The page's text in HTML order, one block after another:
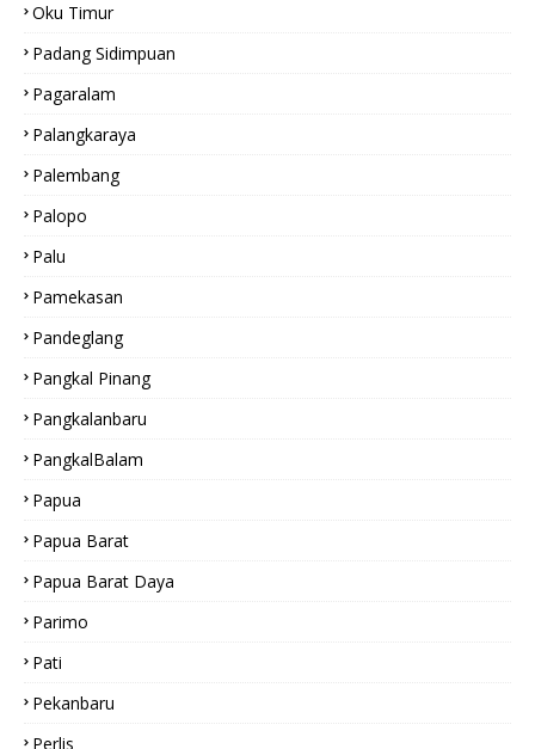
Oku Timur
Padang Sidimpuan
Pagaralam
Palangkaraya
Palembang
Palopo
Palu
Pamekasan
Pandeglang
Pangkal Pinang
Pangkalanbaru
PangkalBalam
Papua
Papua Barat
Papua Barat Daya
Parimo
Pati
Pekanbaru
Perlis